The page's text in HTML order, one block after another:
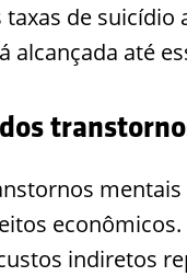
de suicídio
alcançada até
indiretos